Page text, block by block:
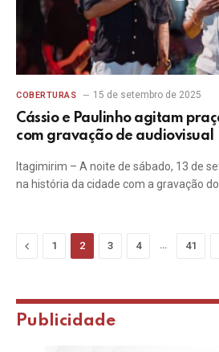
COBERTURAS 15 de setembro de 2025
Cássio e Paulinho agitam
com gravação de audiovisual
Itagimirim – A noite de sábado, 13 de
na história da cidade com a gravação do
Previous
1 2 3 4 … 41
Publicidade